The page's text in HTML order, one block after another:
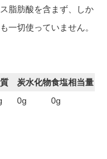
脂肪酸を含まず、しか
一切使っていません。
炭水化物食塩相当量
0g 0g